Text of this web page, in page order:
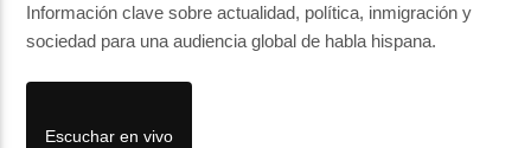
Información clave sobre actualidad, política, inmigración y
sociedad para una audiencia global de habla hispana.
Escuchar en vivo